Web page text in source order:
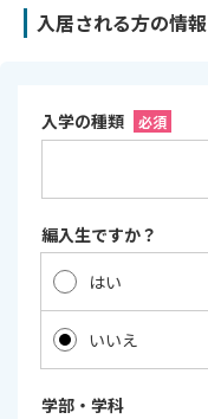
入居される方の情報
入学の種類 必須
編入生ですか？
はい
いいえ
学部・学科